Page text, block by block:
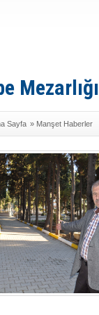
Sayfa » Manşet Haberler